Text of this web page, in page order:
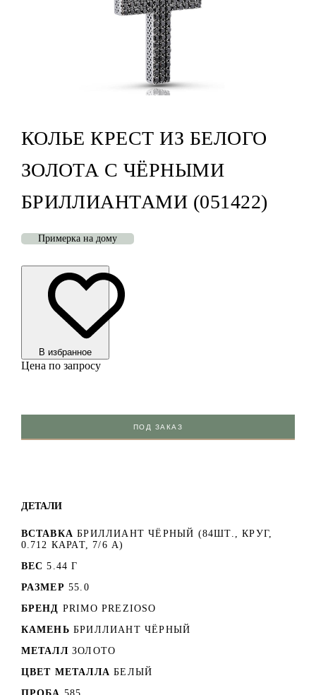
КОЛЬЕ КРЕСТ ИЗ БЕЛОГО
ЗОЛОТА С ЧЁРНЫМИ
БРИЛЛИАНТАМИ (051422)
Примерка на дому
В избранноe
Цена по запросу
ПОД ЗАКАЗ
ДЕТАЛИ
ВСТАВКА БРИЛЛИАНТ ЧЁРНЫЙ (84ШТ., КРУГ,
0.712 КАРАТ, 7/6 А)
ВЕС 5.44 Г
РАЗМЕР 55.0
БРЕНД PRIMO PREZIOSO
КАМЕНЬ БРИЛЛИАНТ ЧЁРНЫЙ
МЕТАЛЛ ЗОЛОТО
ЦВЕТ МЕТАЛЛА БЕЛЫЙ